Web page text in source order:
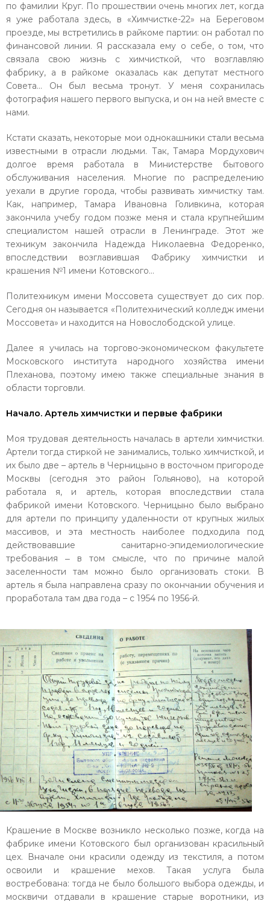
по фамилии Круг. По прошествии очень многих лет, когда
я уже работала здесь, в «Химчистке-22» на Береговом
проезде, мы встретились в райкоме партии: он работал по
финансовой линии. Я рассказала ему о себе, о том, что
связала свою жизнь с химчисткой, что возглавляю
фабрику, а в райкоме оказалась как депутат местного
Совета… Он был весьма тронут. У меня сохранилась
фотография нашего первого выпуска, и он на ней вместе с
нами.
Кстати сказать, некоторые мои однокашники стали весьма
известными в отрасли людьми. Так, Тамара Мордухович
долгое время работала в Министерстве бытового
обслуживания населения. Многие по распределению
уехали в другие города, чтобы развивать химчистку там.
Как, например, Тамара Ивановна Голивкина, которая
закончила учебу годом позже меня и стала крупнейшим
специалистом нашей отрасли в Ленинграде. Этот же
техникум закончила Надежда Николаевна Федоренко,
впоследствии возглавившая Фабрику химчистки и
крашения №1 имени Котовского…
Политехникум имени Моссовета существует до сих пор.
Сегодня он называется «Политехнический колледж имени
Моссовета» и находится на Новослободской улице.
Далее я училась на торгово-экономическом факультете
Московского института народного хозяйства имени
Плеханова, поэтому имею также специальные знания в
области торговли.
Начало. Артель химчистки и первые фабрики
Моя трудовая деятельность началась в артели химчистки.
Артели тогда стиркой не занимались, только химчисткой, и
их было две – артель в Черницыно в восточном пригороде
Москвы (сегодня это район Гольяново), на которой
работала я, и артель, которая впоследствии стала
фабрикой имени Котовского. Черницыно было выбрано
для артели по принципу удаленности от крупных жилых
массивов, и эта местность наиболее подходила под
действовавшие санитарно-эпидемиологические
требования ‒ в том смысле, что по причине малой
заселенности там можно было организовать стоки. В
артель я была направлена сразу по окончании обучения и
проработала там два года – с 1954 по 1956-й.
Крашение в Москве возникло несколько позже, когда на
фабрике имени Котовского был организован красильный
цех. Вначале они красили одежду из текстиля, а потом
освоили и крашение мехов. Такая услуга была
востребована: тогда не было большого выбора одежды, и
москвичи отдавали в крашение старые воротники, из